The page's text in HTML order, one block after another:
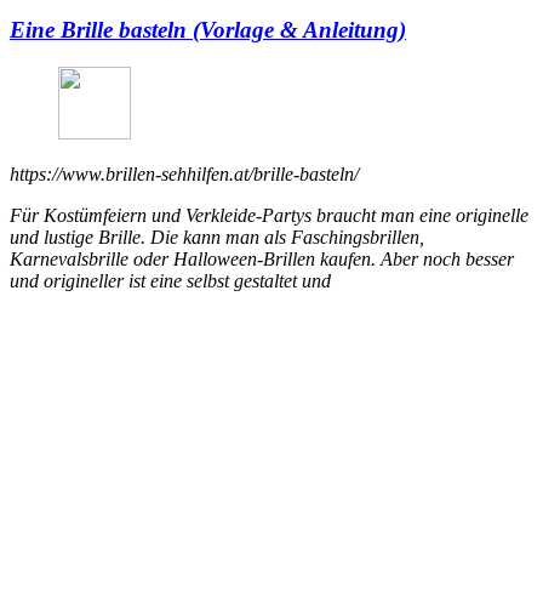
Eine Brille basteln (Vorlage & Anleitung)
https://www.brillen-sehhilfen.at/brille-basteln/
Für Kostümfeiern und Verkleide-Partys braucht man eine originelle
und lustige Brille. Die kann man als Faschingsbrillen,
Karnevalsbrille oder Halloween-Brillen kaufen. Aber noch besser
und origineller ist eine selbst gestaltet und